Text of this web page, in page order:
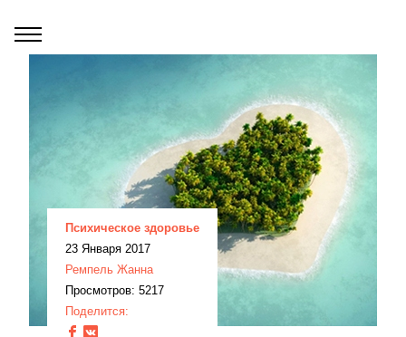
Психическое здоровье
23 Января 2017
Ремпель Жанна
Просмотров: 5217
Поделится: